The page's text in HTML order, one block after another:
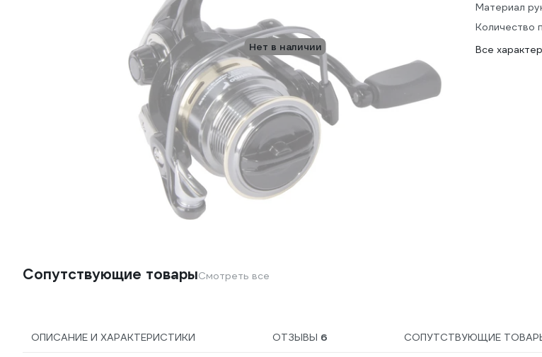
Нет в наличии
Материал
Количество
Все
Сопутствующие товарыСмотреть все
ОПИСАНИЕ И ХАРАКТЕРИСТИКИ ОТЗЫВЫ 6 СОПУТСТВУЮЩИЕ